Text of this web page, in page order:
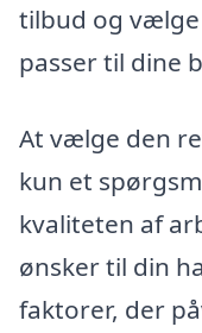
tilbud og vælge
passer til dine
At vælge den
kun et
kvaliteten af
ønsker til din
faktorer, der